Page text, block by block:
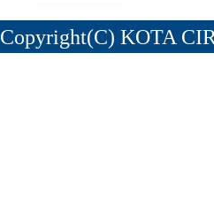
Copyright(C) KOTA